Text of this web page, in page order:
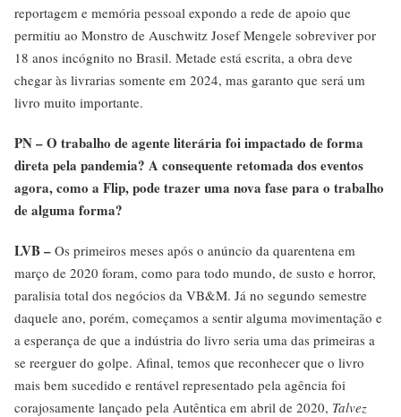
reportagem e memória pessoal expondo a rede de apoio que
permitiu ao Monstro de Auschwitz Josef Mengele sobreviver por
18 anos incógnito no Brasil. Metade está escrita, a obra deve
chegar às livrarias somente em 2024, mas garanto que será um
livro muito importante.
PN – O trabalho de agente literária foi impactado de forma
direta pela pandemia? A consequente retomada dos eventos
agora, como a Flip, pode trazer uma nova fase para o trabalho
de alguma forma?
LVB – Os primeiros meses após o anúncio da quarentena em
março de 2020 foram, como para todo mundo, de susto e horror,
paralisia total dos negócios da VB&M. Já no segundo semestre
daquele ano, porém, começamos a sentir alguma movimentação e
a esperança de que a indústria do livro seria uma das primeiras a
se reerguer do golpe. Afinal, temos que reconhecer que o livro
mais bem sucedido e rentável representado pela agência foi
corajosamente lançado pela Autêntica em abril de 2020, Talvez